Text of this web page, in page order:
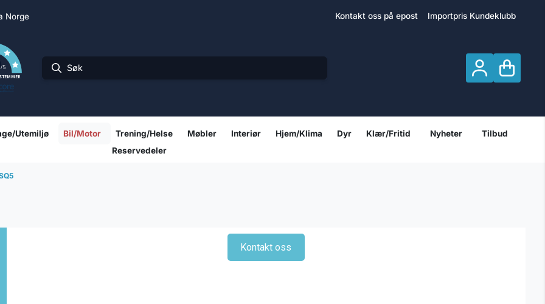
Norge Kontakt oss på epost Importpris Kundeklubb
/5
Utemiljø Bil/Motor Trening/Helse Møbler Interiør Hjem/Klima Dyr Klær/Fritid Nyheter
Tilbud
Reservedeler
Kontakt oss